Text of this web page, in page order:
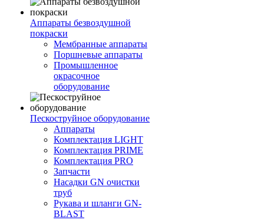
Аппараты безвоздушной
покраски
Мембранные аппараты
Поршневые аппараты
Промышленное
окрасочное
оборудование
Пескоструйное оборудование
Аппараты
Комплектация LIGHT
Комплектация PRIME
Комплектация PRO
Запчасти
Насадки GN очистки
труб
Рукава и шланги GN-
BLAST